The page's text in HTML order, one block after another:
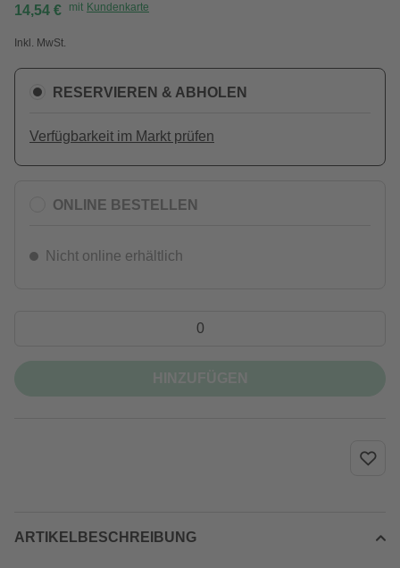
14,54 € mit Kundenkarte
Inkl. MwSt.
RESERVIEREN & ABHOLEN
Verfügbarkeit im Markt prüfen
ONLINE BESTELLEN
Nicht online erhältlich
ARTIKELBESCHREIBUNG